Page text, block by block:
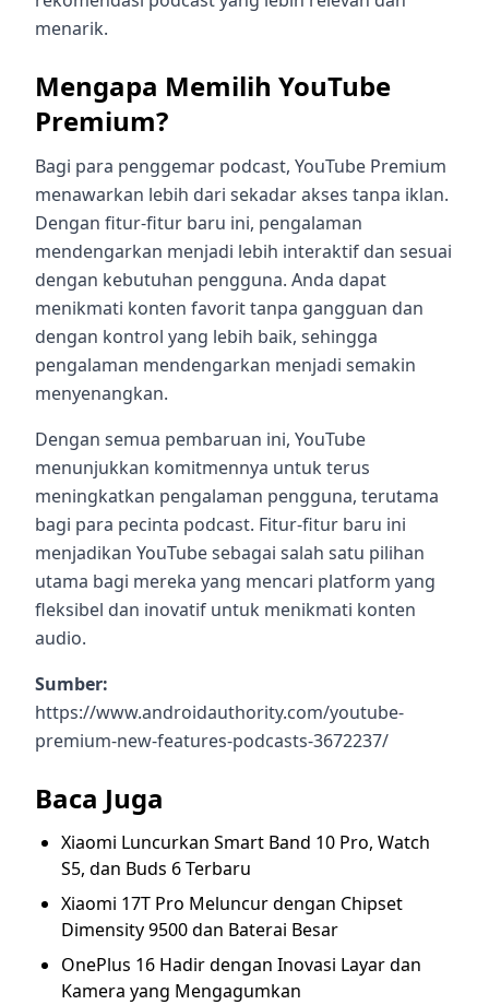
menarik.
Mengapa Memilih YouTube
Premium?
Bagi para penggemar podcast, YouTube Premium
menawarkan lebih dari sekadar akses tanpa iklan.
Dengan fitur-fitur baru ini, pengalaman
mendengarkan menjadi lebih interaktif dan sesuai
dengan kebutuhan pengguna. Anda dapat
menikmati konten favorit tanpa gangguan dan
dengan kontrol yang lebih baik, sehingga
pengalaman mendengarkan menjadi semakin
menyenangkan.
Dengan semua pembaruan ini, YouTube
menunjukkan komitmennya untuk terus
meningkatkan pengalaman pengguna, terutama
bagi para pecinta podcast. Fitur-fitur baru ini
menjadikan YouTube sebagai salah satu pilihan
utama bagi mereka yang mencari platform yang
fleksibel dan inovatif untuk menikmati konten
audio.
Sumber:
https://www.androidauthority.com/youtube-
premium-new-features-podcasts-3672237/
Baca Juga
Xiaomi Luncurkan Smart Band 10 Pro, Watch
S5, dan Buds 6 Terbaru
Xiaomi 17T Pro Meluncur dengan Chipset
Dimensity 9500 dan Baterai Besar
OnePlus 16 Hadir dengan Inovasi Layar dan
Kamera yang Mengagumkan